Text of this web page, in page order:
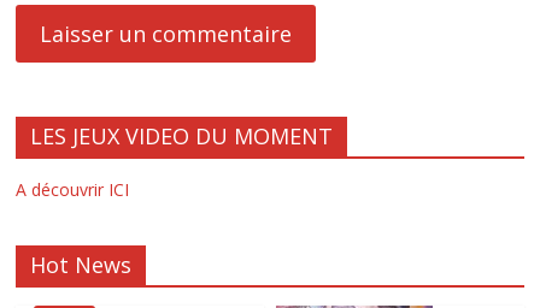
LES JEUX VIDEO DU MOMENT
A découvrir ICI
Hot News